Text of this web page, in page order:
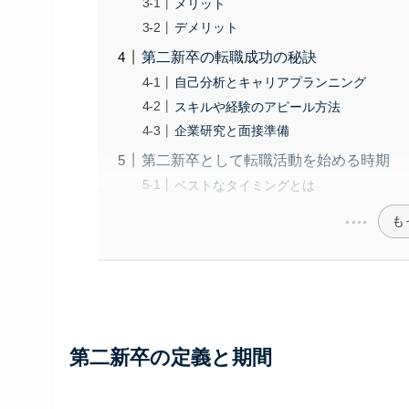
メリット
デメリット
第二新卒の転職成功の秘訣
自己分析とキャリアプランニング
スキルや経験のアピール方法
企業研究と面接準備
第二新卒として転職活動を始める時期
ベストなタイミングとは
も
第二新卒の定義と期間